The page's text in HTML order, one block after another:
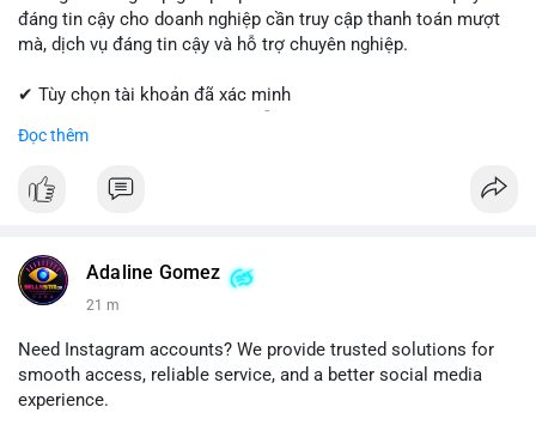
đáng tin cậy cho doanh nghiệp cần truy cập thanh toán mượt
mà, dịch vụ đáng tin cậy và hỗ trợ chuyên nghiệp.
✔ Tùy chọn tài khoản đã xác minh
✔ Hỗ trợ khách hàng đáng tin cậy
Liên hệ ngay:
#shopify #shopifypayment #ecommerce
Đọc thêm
Adaline Gomez
22 m
Need Instagram accounts? We provide trusted solutions for
smooth access, reliable service, and a better social media
experience.